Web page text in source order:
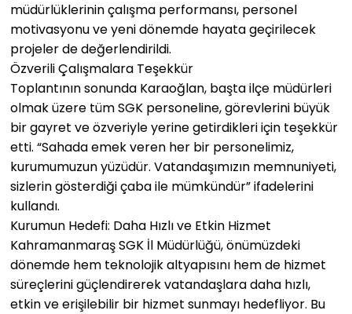
müdürlüklerinin çalışma performansı, personel
motivasyonu ve yeni dönemde hayata geçirilecek
projeler de değerlendirildi.
Özverili Çalışmalara Teşekkür
Toplantının sonunda Karaoğlan, başta ilçe müdürleri
olmak üzere tüm SGK personeline, görevlerini büyük
bir gayret ve özveriyle yerine getirdikleri için teşekkür
etti. “Sahada emek veren her bir personelimiz,
kurumumuzun yüzüdür. Vatandaşımızın memnuniyeti,
sizlerin gösterdiği çaba ile mümkündür” ifadelerini
kullandı.
Kurumun Hedefi: Daha Hızlı ve Etkin Hizmet
Kahramanmaraş SGK İl Müdürlüğü, önümüzdeki
dönemde hem teknolojik altyapısını hem de hizmet
süreçlerini güçlendirerek vatandaşlara daha hızlı,
etkin ve erişilebilir bir hizmet sunmayı hedefliyor. Bu